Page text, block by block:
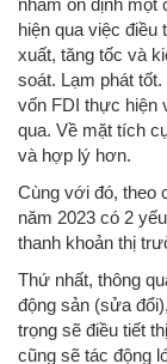
hiện qua việc điều
xuất, tăng tốc và
soát. Lạm phát
vốn FDI thực hiện
qua. Về mặt tích
và hợp lý hơn.
Cùng với đó, theo
năm 2023 có 2
thanh khoản thị
Thứ nhất, thông
động sản (sửa
trọng sẽ điều tiết
cũng sẽ tác động